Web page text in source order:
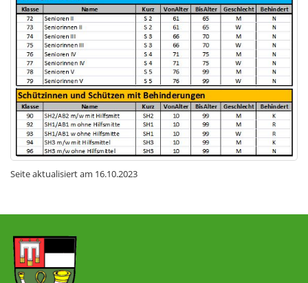
Seite aktualisiert am 16.10.2023